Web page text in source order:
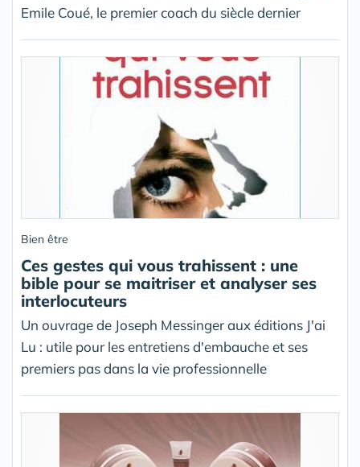
Emile Coué, le premier coach du siècle dernier
Bien être
Ces gestes qui vous trahissent : une
bible pour se maitriser et analyser ses
interlocuteurs
Un ouvrage de Joseph Messinger aux éditions J'ai
Lu : utile pour les entretiens d'embauche et ses
premiers pas dans la vie professionnelle